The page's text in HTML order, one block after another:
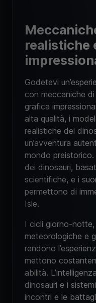
realistiche
Godetevi
con meccaniche
grafica
alta qualità, i
realistiche dei
un’avventura
mondo
dei dinosauri,
scientifiche, e i
permettono di
Isle.
I cicli giorno-
meteorologiche e
rendono
mettono
abilità.
dinosauri e i
incontri e le